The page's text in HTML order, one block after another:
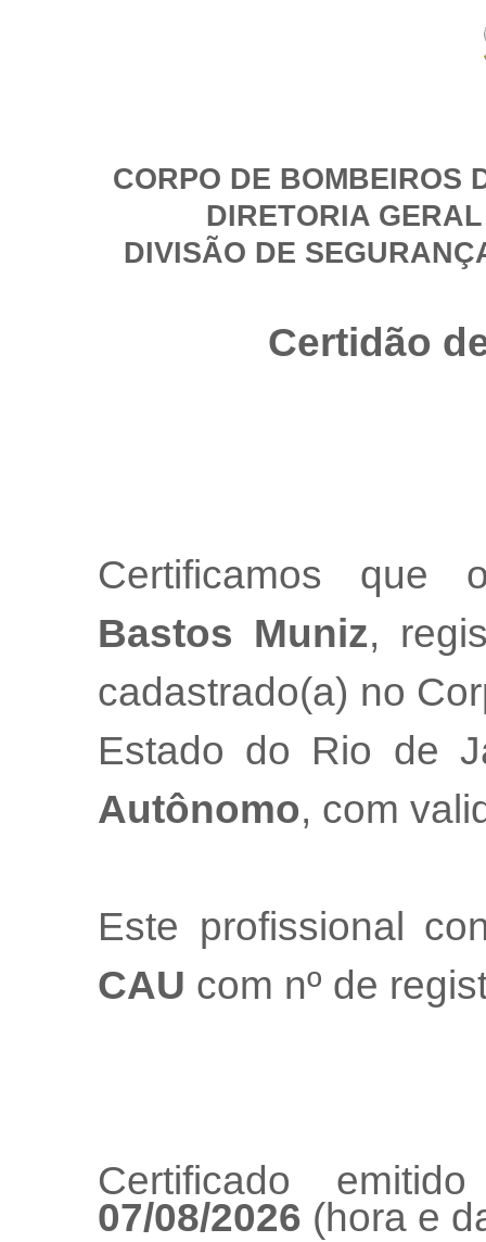
CORPO DE BOMBEIROS
DIRETORIA
DIVISÃO DE
Certidão
Certificamos que
Bastos Muniz,
cadastrado(a) no
Estado do Rio de
Autônomo, com
Este profissional
CAU com nº de
Certificado
07/08/2026 (hora e